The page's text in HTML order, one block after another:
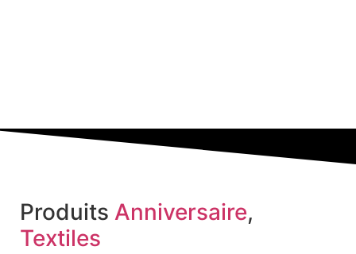
Produits Anniversaire,
Textiles